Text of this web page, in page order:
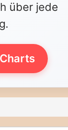
über jede